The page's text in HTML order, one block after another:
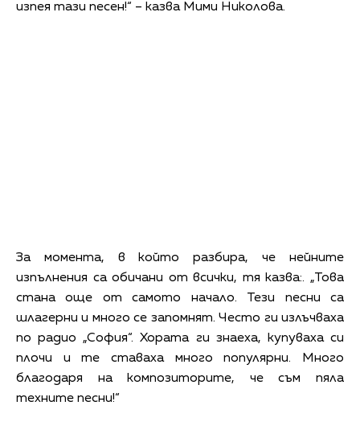
изпея тази песен!“ – казва Мими Николова.
За момента, в който разбира, че нейните
изпълнения са обичани от всички, тя казва:. „Това
стана още от самото начало. Тези песни са
шлагерни и много се запомнят. Често ги излъчваха
по радио „София“. Хората ги знаеха, купуваха си
плочи и те ставаха много популярни. Много
благодаря на композиторите, че съм пяла
техните песни!“